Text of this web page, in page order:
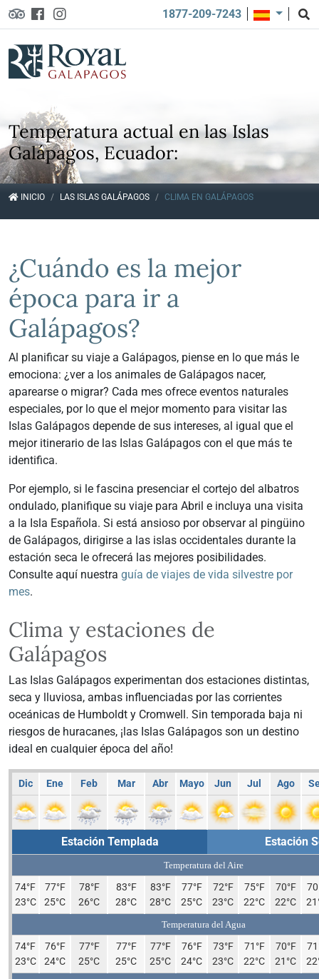
1877-209-7243
Temperatura actual en las Islas
Galápagos, Ecuador:
INICIO LAS ISLAS GALÁPAGOS CLIMA EN GALÁPAGOS
¿Cuándo es la mejor
época para ir a
Galápagos?
Al planificar su viaje a Galápagos, piense en lo que más le
emociona: ¿ver a los animales de Galápagos nacer,
aparearse o migrar? Cada mes ofrece eventos naturales
especiales, por lo que el mejor momento para visitar las
Islas Galápagos depende de sus intereses, al igual que el
mejor itinerario de las Islas Galápagos con el que más te
identifica.
Por ejemplo, si le fascina presenciar el cortejo del albatros
ondulado, planifique su viaje para Abril e incluya una visita
a la Isla Española. Si está ansioso por observar al pingüino
de Galápagos, dirigirse a las islas occidentales durante la
estación seca le ofrecerá las mejores posibilidades.
Consulte aquí nuestra guía de viajes de vida silvestre por
mes.
Clima y estaciones de
Galápagos
Las Islas Galápagos experimentan dos estaciones distintas,
seca y lluviosa, ambas influenciadas por las corrientes
oceánicas de Humboldt y Cromwell. Sin temporada baja ni
riesgos de huracanes, ¡las Islas Galápagos son un destino
ideal en cualquier época del año!
Dic Ene Feb Mar Abr Mayo Jun Jul Ago
Estación Templada Estación
Temperatura del Aire
74°F
23°C
77°F
25°C
78°F
26°C
83°F
28°C
83°F
28°C
77°F
25°C
72°F
23°C
75°F
22°C
70°F
22°C
Temperatura del Agua
74°F
23°C
76°F
24°C
77°F
25°C
77°F
25°C
77°F
25°C
76°F
24°C
73°F
23°C
71°F
22°C
70°F
21°C